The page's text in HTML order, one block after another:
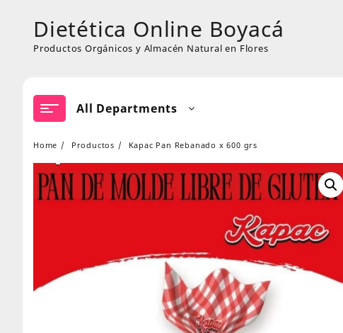
contentDietética Online Boyacá
Productos Orgánicos y Almacén Natural en Flores
All Departments
Home Productos Kapac Pan Rebanado x 600 grs